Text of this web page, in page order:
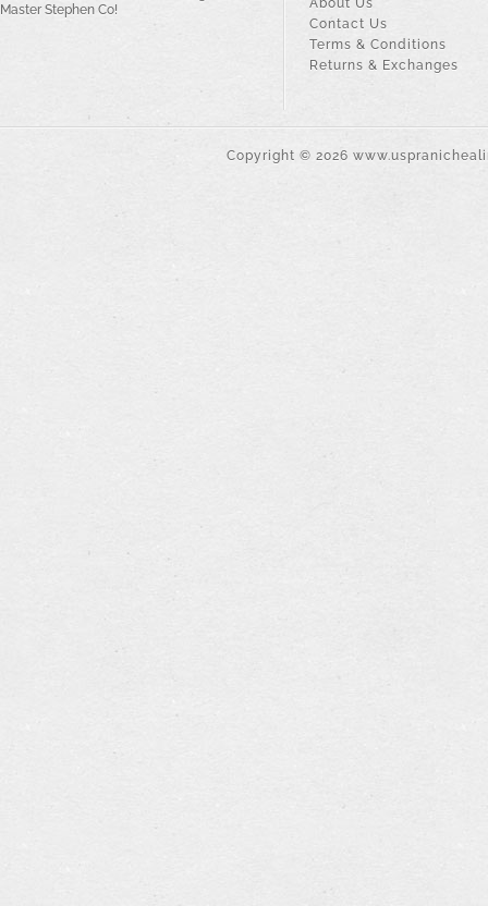
Master Stephen Co!
About Us
Contact Us
Terms & Conditions
Returns & Exchanges
Copyright © 2026